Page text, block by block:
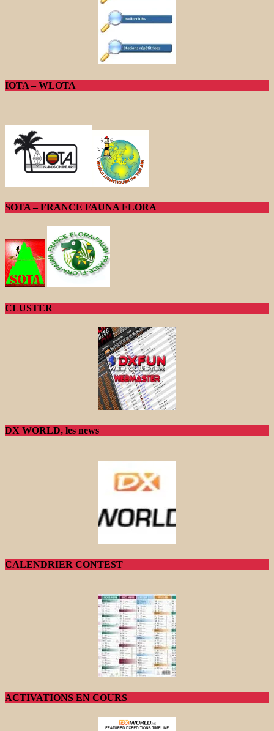
IOTA – WLOTA
SOTA – FRANCE FAUNA FLORA
CLUSTER
DX WORLD, les news
CALENDRIER CONTEST
ACTIVATIONS EN COURS